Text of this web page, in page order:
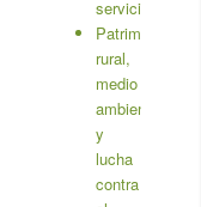
y
servicios
Patrimonio
rural,
medio
ambiente
y
lucha